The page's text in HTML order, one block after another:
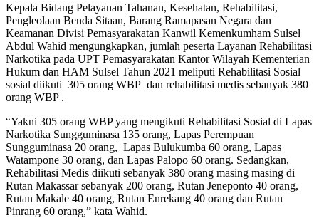
Kepala Bidang Pelayanan Tahanan, Kesehatan, Rehabilitasi,
Pengleolaan Benda Sitaan, Barang Ramapasan Negara dan
Keamanan Divisi Pemasyarakatan Kanwil Kemenkumham Sulsel
Abdul Wahid mengungkapkan, jumlah peserta Layanan Rehabilitasi
Narkotika pada UPT Pemasyarakatan Kantor Wilayah Kementerian
Hukum dan HAM Sulsel Tahun 2021 meliputi Rehabilitasi Sosial
sosial diikuti 305 orang WBP dan rehabilitasi medis sebanyak 380
orang WBP .
“Yakni 305 orang WBP yang mengikuti Rehabilitasi Sosial di Lapas
Narkotika Sungguminasa 135 orang, Lapas Perempuan
Sungguminasa 20 orang, Lapas Bulukumba 60 orang, Lapas
Watampone 30 orang, dan Lapas Palopo 60 orang. Sedangkan,
Rehabilitasi Medis diikuti sebanyak 380 orang masing masing di
Rutan Makassar sebanyak 200 orang, Rutan Jeneponto 40 orang,
Rutan Makale 40 orang, Rutan Enrekang 40 orang dan Rutan
Pinrang 60 orang,” kata Wahid.